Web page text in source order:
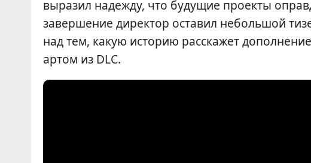
выразил надежду, что будущие проекты
завершение директор оставил небольшой
над тем, какую историю расскажет
артом из DLC.